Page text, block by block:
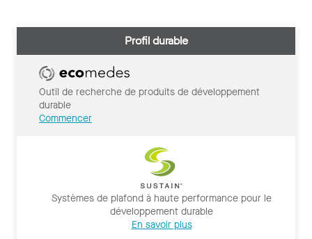
Profil durable
Outil de recherche de produits de développement
durable
Commencer
Systèmes de plafond à haute performance pour le
développement durable
En savoir plus